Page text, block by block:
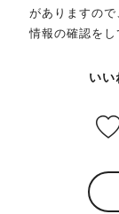
がありますの
情報の確認を
いい